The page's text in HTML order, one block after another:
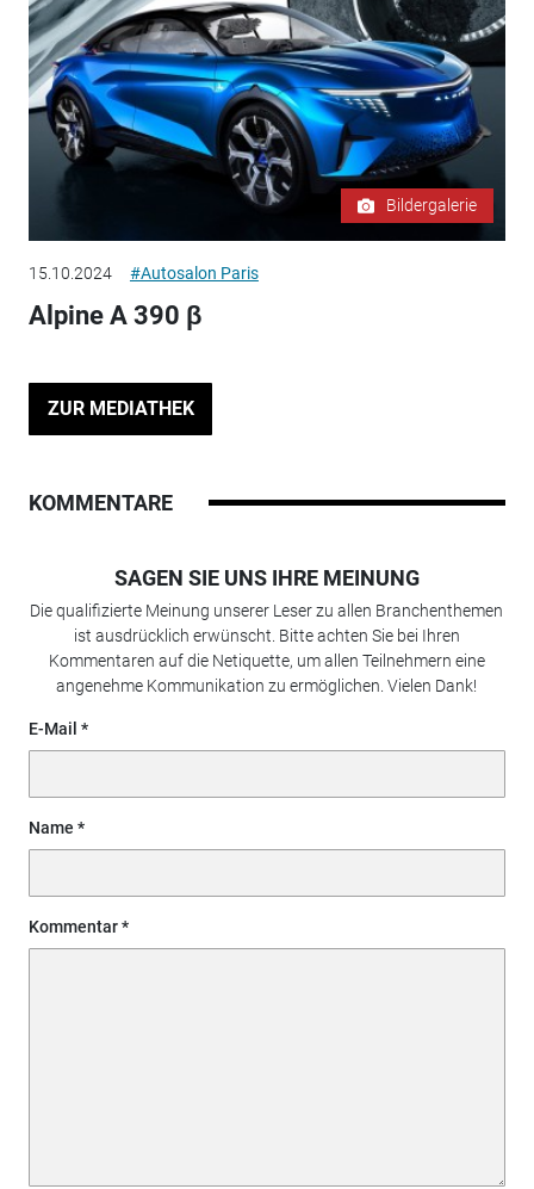
Bildergalerie
15.10.2024 #Autosalon Paris
Alpine A 390 β
ZUR MEDIATHEK
KOMMENTARE
SAGEN SIE UNS IHRE MEINUNG
Die qualifizierte Meinung unserer Leser zu allen Branchenthemen
ist ausdrücklich erwünscht. Bitte achten Sie bei Ihren
Kommentaren auf die Netiquette, um allen Teilnehmern eine
angenehme Kommunikation zu ermöglichen. Vielen Dank!
E-Mail
Name
Kommentar